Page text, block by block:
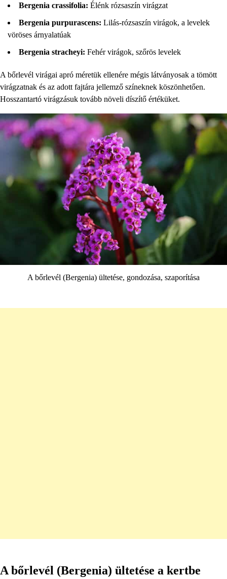
Bergenia crassifolia: Élénk rózsaszín virágzat
Bergenia purpurascens: Lilás-rózsaszín virágok, a levelek
vöröses árnyalatúak
Bergenia stracheyi: Fehér virágok, szőrös levelek
A bőrlevél virágai apró méretük ellenére mégis látványosak a tömött
virágzatnak és az adott fajtára jellemző színeknek köszönhetően.
Hosszantartó virágzásuk tovább növeli díszítő értéküket.
A bőrlevél (Bergenia) ültetése, gondozása, szaporítása
A bőrlevél (Bergenia) ültetése a kertbe